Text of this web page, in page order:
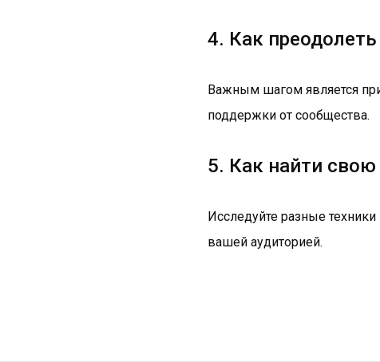
4. Как
Важным шагом является
поддержки от сообщества.
5. Как найти
Исследуйте разные
вашей аудиторией.